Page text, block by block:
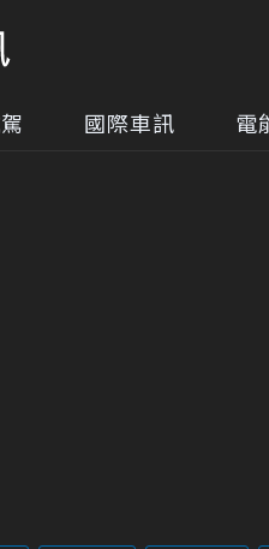
國際車訊 電